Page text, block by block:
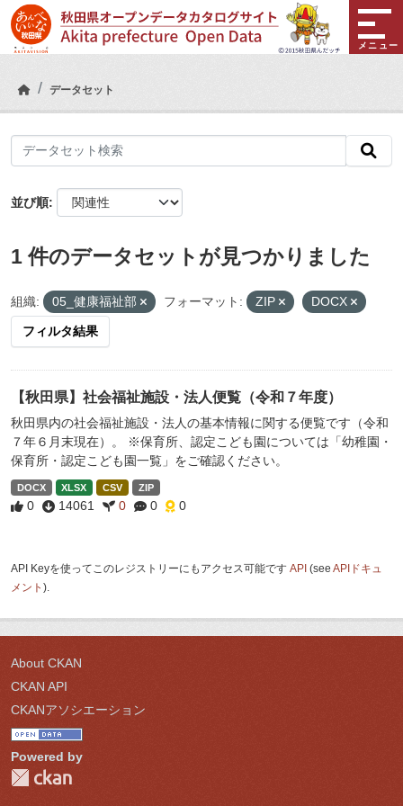
Skip to main content
メニュー
データセット
並び順
1 件のデータセットが見つかりました
組織: 05_健康福祉部 フォーマット: ZIP DOCX
フィルタ結果
【秋田県】社会福祉施設・法人便覧（令和７年度）
秋田県内の社会福祉施設・法人の基本情報に関する便覧です（令和
７年６月末現在）。 ※保育所、認定こども園については「幼稚園・
保育所・認定こども園一覧」をご確認ください。
DOCX XLSX CSV ZIP
0 14061 0 0 0
API Keyを使ってこのレジストリーにもアクセス可能です API (see APIドキュ
メント ).
About CKAN
CKAN API
CKANアソシエーション
Powered by